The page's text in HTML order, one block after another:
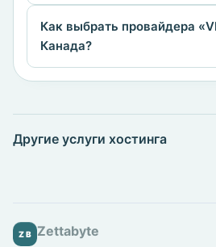
Как выбрать провайдера
Канада?
Другие услуги хостинга
ZB Zettabyte